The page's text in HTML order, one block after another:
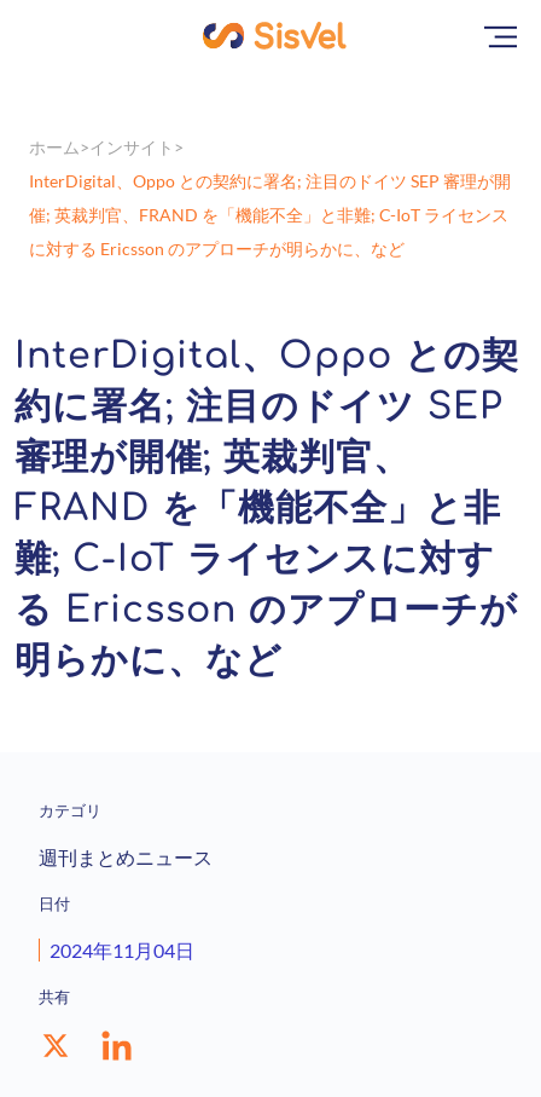
ホーム
インサイト
InterDigital、Oppo との契約に署名; 注目のドイツ SEP 審理が開
催; 英裁判官、FRAND を「機能不全」と非難; C-IoT ライセンス
に対する Ericsson のアプローチが明らかに、など
InterDigital、Oppo との契
約に署名; 注目のドイツ SEP
審理が開催; 英裁判官、
FRAND を「機能不全」と非
難; C-IoT ライセンスに対す
る Ericsson のアプローチが
明らかに、など
カテゴリ
週刊まとめニュース
日付
2024年11月04日
共有